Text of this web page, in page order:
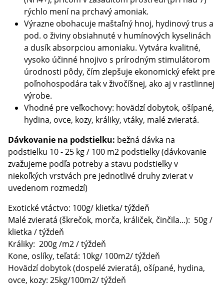
rýchlo mení na prchavý amoniak.
Výrazne obohacuje maštaľný hnoj, hydinový trus a
pod. o živiny obsiahnuté v humínových kyselinách
a dusík absorpciou amoniaku. Vytvára kvalitné,
vysoko účinné hnojivo s prírodným stimulátorom
úrodnosti pôdy, čím zlepšuje ekonomický efekt pre
poľnohospodára tak v živočíšnej, ako aj v rastlinnej
výrobe.
Vhodné pre veľkochovy: hovädzí dobytok, ošípané,
hydina, ovce, kozy, králiky, vtáky, malé zvieratá.
Dávkovanie na podstielku: bežná dávka na
podstielku 10 - 25 kg / 100 m2 podstielky (dávkovanie
zvažujeme podľa potreby a stavu podstielky v
niekoľkých vrstvách pre jednotlivé druhy zvierat v
uvedenom rozmedzí)
Exotické vtáctvo: 100g/ klietka/ týždeň
Malé zvieratá (škrečok, morča, králiček, činčila...): 50g /
klietka / týždeň
Králiky: 200g /m2 / týždeň
Kone, oslíky, teľatá: 10kg/ 100m2/ týždeň
Hovädzí dobytok (dospelé zvieratá), ošípané, hydina,
ovce, kozy: 25kg/100m2/ týždeň